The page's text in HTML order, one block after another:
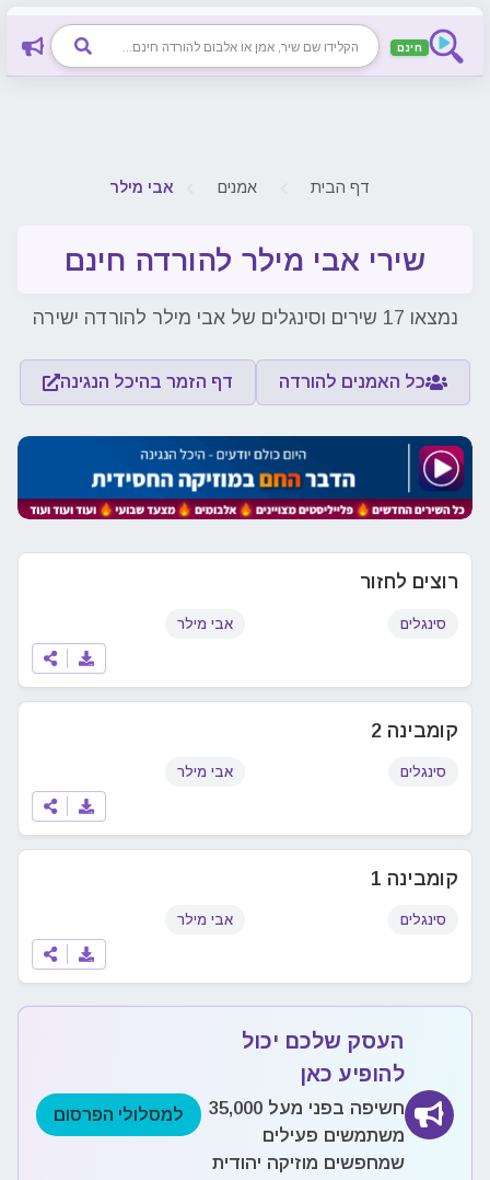
חינם
חיפוש שיר, אמן או אלבום להורדה חינם
דף הבית אמנים אבי מילר
שירי אבי מילר להורדה חינם
נמצאו 17 שירים וסינגלים של אבי מילר להורדה ישירה
כל האמנים להורדה דף הזמר בהיכל הנגינה
רוצים לחזור
סינגלים אבי מילר
קומבינה 2
סינגלים אבי מילר
קומבינה 1
סינגלים אבי מילר
העסק שלכם יכול
להופיע כאן
חשיפה בפני מעל 35,000
משתמשים פעילים
שמחפשים מוזיקה יהודית
למסלולי הפרסום